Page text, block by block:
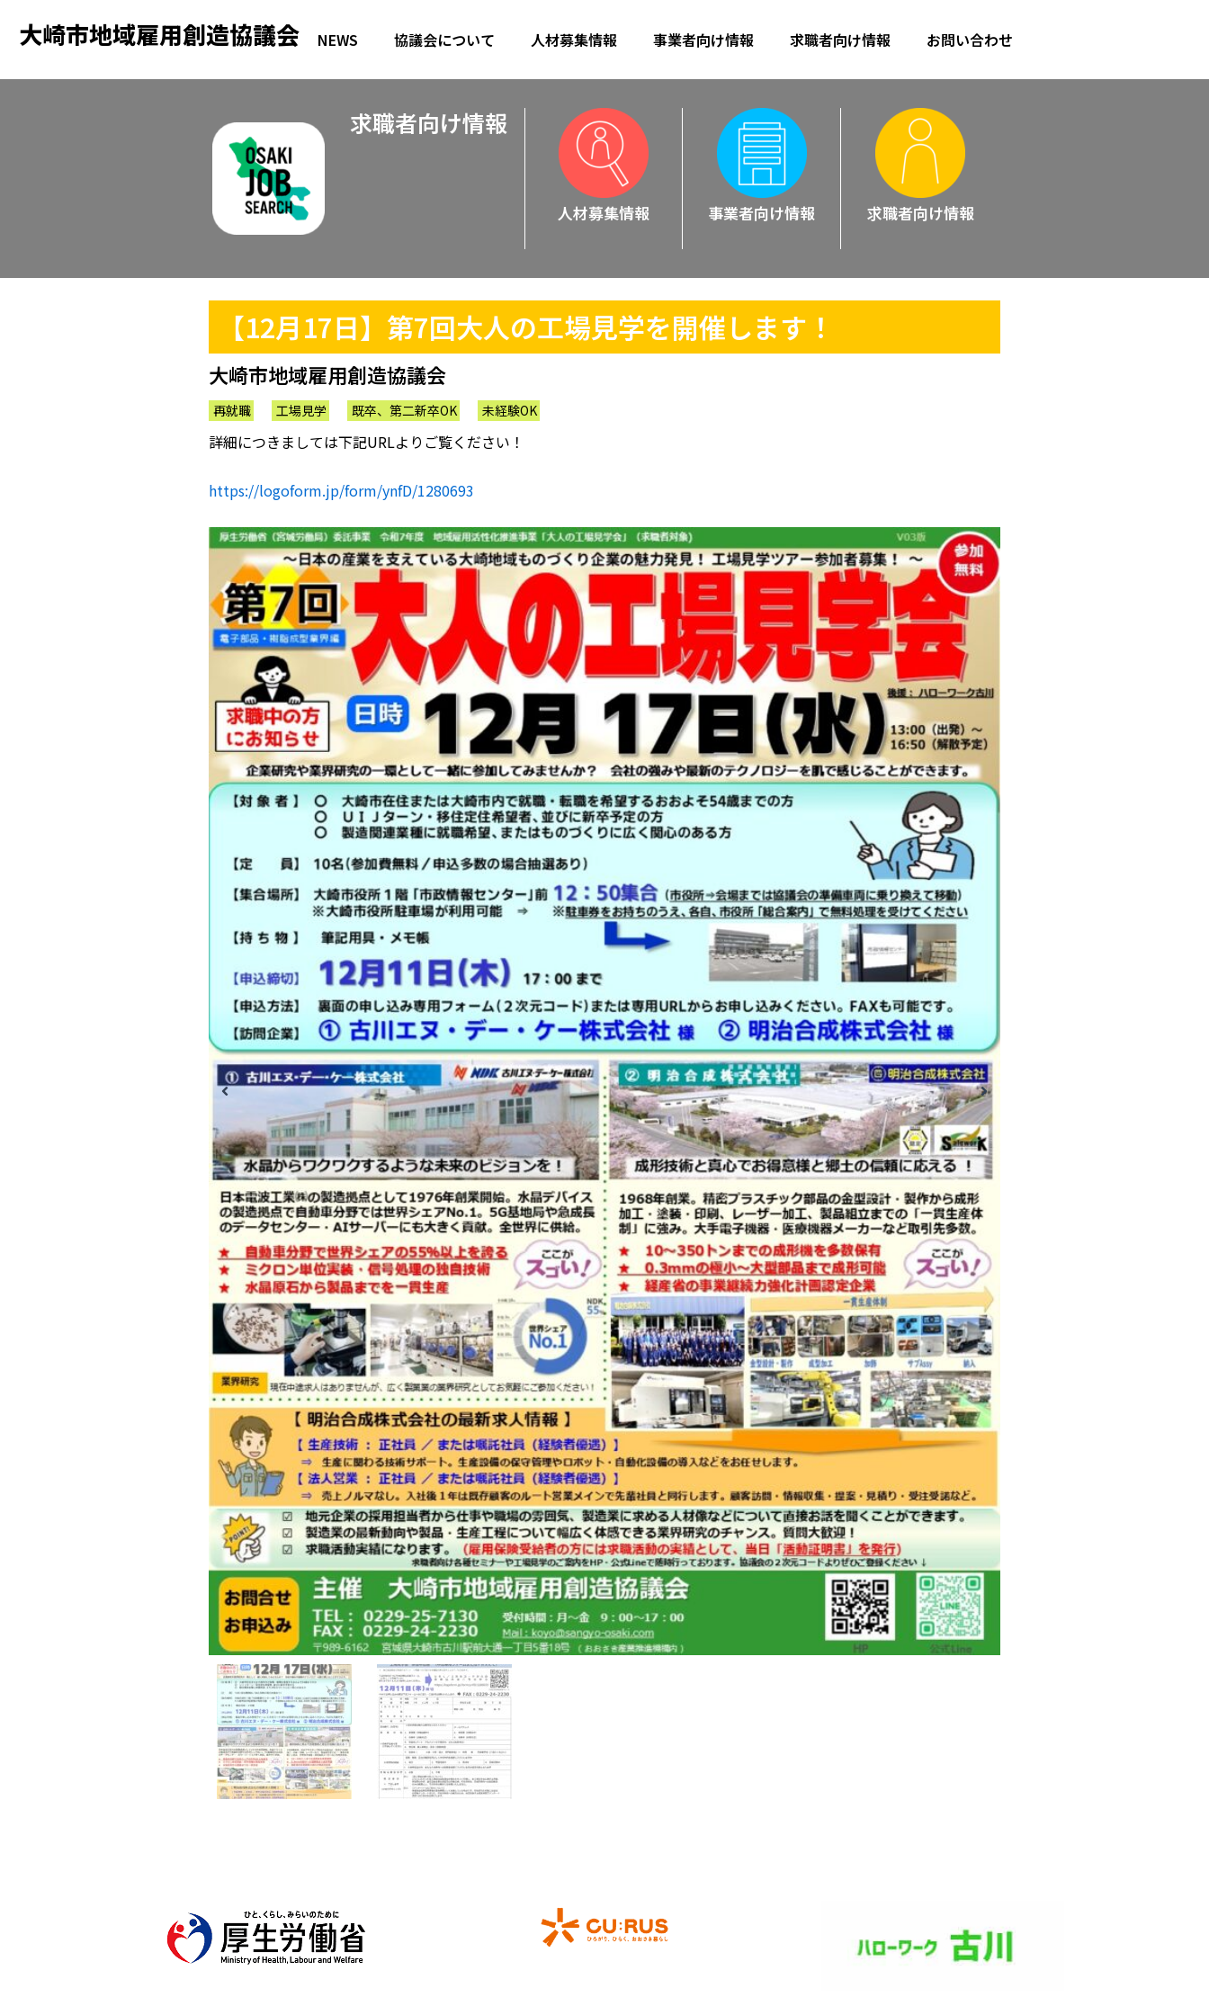
ス
大崎市地域雇用創造協議会 NEWS 協議会について 人材募集情報 事業者向け情報 求職者向け情報 お問い合わせ
求職者向け情報
人材募集情報 事業者向け情報 求職者向け情報
【12月17日】第7回大人の工場見学を開催します！
大崎市地域雇用創造協議会
再就職 工場見学 既卒、第二新卒OK 未経験OK
詳細につきましては下記URLよりご覧ください！
https://logoform.jp/form/ynfD/1280693